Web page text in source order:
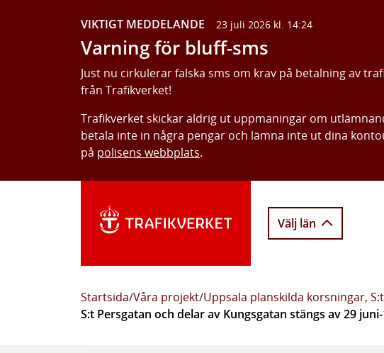
VIKTIGT MEDDELANDE 23 juli 2026 kl. 14:24
Varning för bluff-sms
Just nu cirkulerar falska sms om krav på betalning av
från Trafikverket!
Trafikverket skickar aldrig ut uppmaningar om
betala inte in några pengar och lämna inte ut dina
på polisens webbplats.
Välj län
Startsida/Våra projekt/Uppsala planskilda korsningar,
S:t Persgatan och delar av Kungsgatan stängs av 29